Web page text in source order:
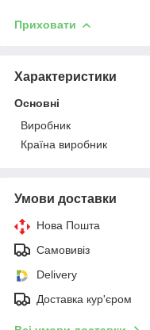
Приховати
Характеристики
Основні
Виробник
Країна виробник
Умови доставки
Нова Пошта
Самовивіз
Delivery
Доставка кур'єром